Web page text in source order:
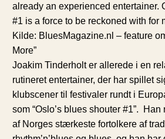
already an experienced entertainer.
#1 is a force to be reckoned with for
Kilde: BluesMagazine.nl – feature
More”
Joakim Tinderholt er allerede i en
rutineret entertainer, der har spillet
klubscener til festivaler rundt i
som “Oslo’s blues shouter #1”.
af Norges stærkeste fortolkere af